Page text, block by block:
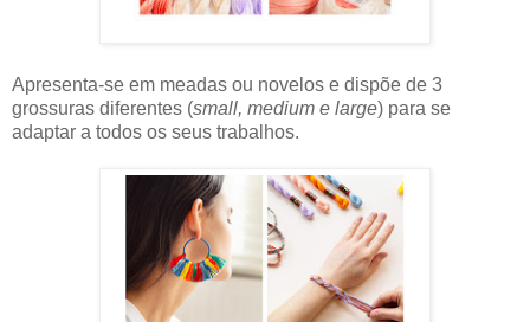
Apresenta-se em meadas ou novelos e dispõe de 3
grossuras diferentes (small, medium e large) para se
adaptar a todos os seus trabalhos.